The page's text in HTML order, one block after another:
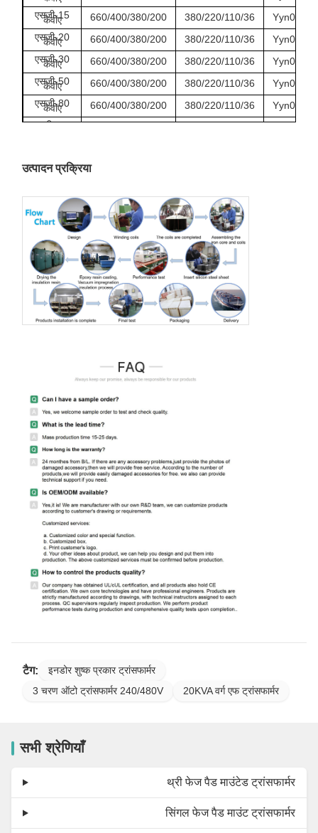
एसजी-15
केवीए 660/400/380/200 380/220/110/36
Yyn0/Y/
एसजी-20
केवीए 660/400/380/200 380/220/110/36
Yyn0/Y/
एसजी-30
केवीए 660/400/380/200 380/220/110/36
Yyn0/Y/
एसजी-50
केवीए 660/400/380/200 380/220/110/36
Yyn0/Y/
एसजी-80
केवीए 660/400/380/200 380/220/110/36
Yyn0/Y/
एसजी-100
उत्पादन प्रक्रिया
टैग:
इनडोर शुष्क प्रकार ट्रांसफार्मर
3 चरण ऑटो ट्रांसफार्मर 240/480V
20KVA वर्ग एफ ट्रांसफार्मर
सभी श्रेणियाँ
थ्री फेज पैड माउंटेड ट्रांसफार्मर
सिंगल फेज पैड माउंट ट्रांसफार्मर